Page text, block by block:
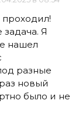
Я
нашел
разные
новый
было и не